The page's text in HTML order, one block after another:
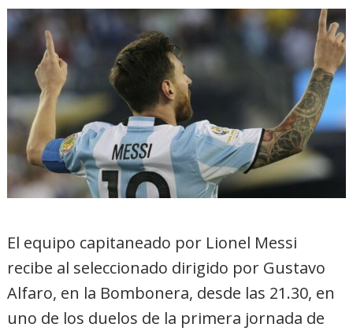
El equipo capitaneado por Lionel Messi
recibe al seleccionado dirigido por Gustavo
Alfaro, en la Bombonera, desde las 21.30, en
uno de los duelos de la primera jornada de